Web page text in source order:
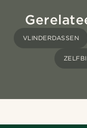
VLINDERDASSEN